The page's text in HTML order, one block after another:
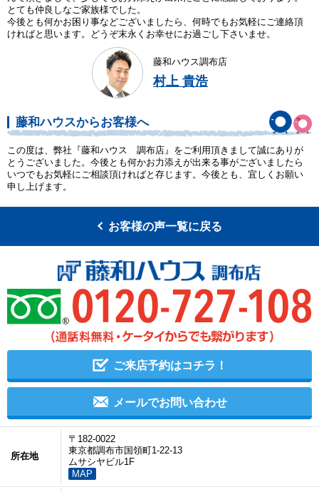
とても仲良しなご家族様でした。
今後とも何かお困り事などございましたら、何時でもお気軽にご連絡頂
ければと思います。どうぞ末永くお幸せにお過ごし下さいませ。
藤和ハウス調布店
村上 貴浩
藤和ハウスからお客様へ
この度は、弊社『藤和ハウス 調布店』をご利用頂きまして誠にありが
とうございました。今後とも何かお力添えが出来る事がございましたら
いつでもお気軽にご相談頂ければと存じます。今後とも、宜しくお願い
申し上げます。
お客様の声一覧に戻る
ご来店予約はコチラ！
メールでお問い合わせ
所在地
〒182-0022
東京都調布市国領町1-22-13
ムサシヤビル1F
MAP